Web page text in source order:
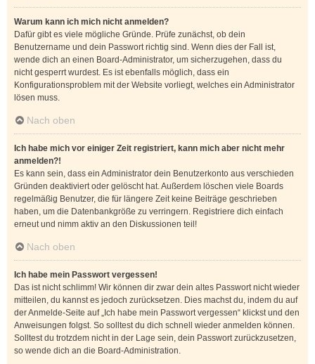
Warum kann ich mich nicht anmelden?
Dafür gibt es viele mögliche Gründe. Prüfe zunächst, ob dein
Benutzername und dein Passwort richtig sind. Wenn dies der Fall ist,
wende dich an einen Board-Administrator, um sicherzugehen, dass du
nicht gesperrt wurdest. Es ist ebenfalls möglich, dass ein
Konfigurationsproblem mit der Website vorliegt, welches ein Administrator
lösen muss.
Nach oben
Ich habe mich vor einiger Zeit registriert, kann mich aber nicht mehr
anmelden?!
Es kann sein, dass ein Administrator dein Benutzerkonto aus verschieden
Gründen deaktiviert oder gelöscht hat. Außerdem löschen viele Boards
regelmäßig Benutzer, die für längere Zeit keine Beiträge geschrieben
haben, um die Datenbankgröße zu verringern. Registriere dich einfach
erneut und nimm aktiv an den Diskussionen teil!
Nach oben
Ich habe mein Passwort vergessen!
Das ist nicht schlimm! Wir können dir zwar dein altes Passwort nicht wieder
mitteilen, du kannst es jedoch zurücksetzen. Dies machst du, indem du auf
der Anmelde-Seite auf „Ich habe mein Passwort vergessen“ klickst und den
Anweisungen folgst. So solltest du dich schnell wieder anmelden können.
Solltest du trotzdem nicht in der Lage sein, dein Passwort zurückzusetzen,
so wende dich an die Board-Administration.